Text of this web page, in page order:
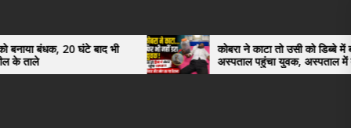
the
content
घंटे बाद भी
कोबरा ने काटा तो उसी को डिब्बे में बंद कर
अस्पताल पहुंचा युवक, अस्पताल में देखकर डॉक्टर
भी रह गए हैरान